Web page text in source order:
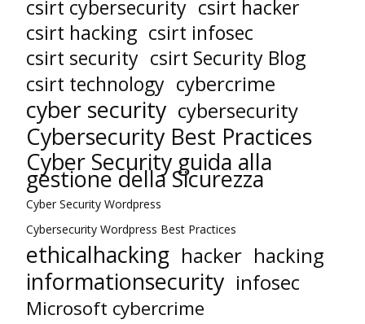
csirt cybersecurity csirt hacker
csirt hacking csirt infosec
csirt security csirt Security Blog
csirt technology cybercrime
cyber security cybersecurity
Cybersecurity Best Practices
Cyber Security guida alla
gestione della Sicurezza
Cyber Security Wordpress
Cybersecurity Wordpress Best Practices
ethicalhacking hacker hacking
informationsecurity infosec
Microsoft cybercrime